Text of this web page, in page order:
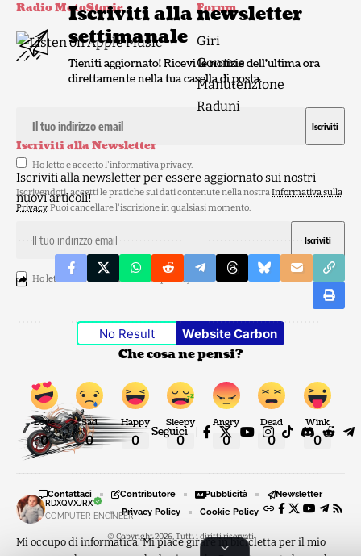
Iscriviti alla newsletter
settimanale
Tieniti aggiornato! Ricevi le notizie dell'ultima ora
direttamente nella tua casella di posta.
Ho letto e accetto l'informativa privacy.
Iscrivendoti, accetti le pratiche sui dati contenute nella nostraInformativa sulla
Privacy. Puoi cancellare l'iscrizione in qualsiasi momento.
Che cosa ne pensi?
Love
0
Sad
0
Happy
0
Sleepy
0
Angry
0
Dead
0
Wink
0
RDXQVXJRX
COMPUTER ENGINEER
Mi occupo di informatica. Mi piace girare in bicicletta per il mio
Radio MotoStorie Forum
Giri
Gomme
Manutenzione
Raduni
Iscriviti alla Newsletter
Iscriviti alla newsletter per essere aggiornato sui nostri
nuovi articoli!
Ho letto e accetto l' informativa privacy
No Result Website Carbon
Seguici
© Copyright 2026, Tutti i diritti riservati
Contattaci Contributore Pubblicità
Newsletter
Privacy Policy
Cookie Policy